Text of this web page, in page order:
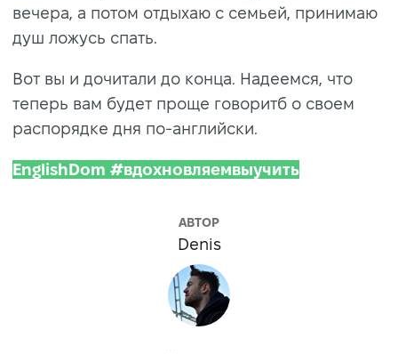
вечера, а потом отдыхаю с семьей, принимаю
душ ложусь спать.
Вот вы и дочитали до конца. Надеемся, что
теперь вам будет проще говоритб о своем
распорядке дня по-английски.
EnglishDom #вдохновляемвыучить
АВТОР
Denis